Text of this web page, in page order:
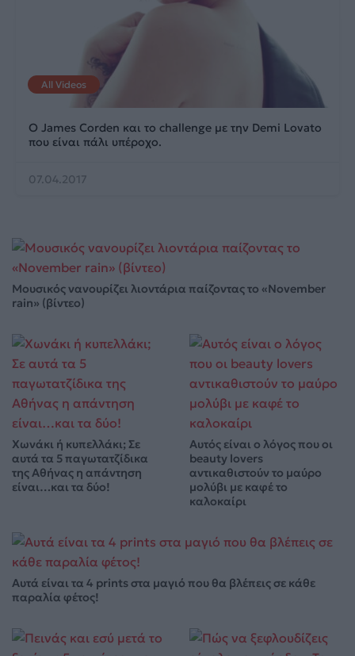
All Videos
Ο James Corden και το challenge με την Demi Lovato
που είναι πάλι υπέροχο.
07.04.2017
Μουσικός νανουρίζει λιοντάρια παίζοντας το «November
rain» (βίντεο)
Χωνάκι ή κυπελλάκι; Σε
αυτά τα 5 παγωτατζίδικα
της Αθήνας η απάντηση
είναι…και τα δύο!
Αυτός είναι ο λόγος που οι
beauty lovers
αντικαθιστούν το μαύρο
μολύβι με καφέ το
καλοκαίρι
Αυτά είναι τα 4 prints στα μαγιό που θα βλέπεις σε κάθε
παραλία φέτος!